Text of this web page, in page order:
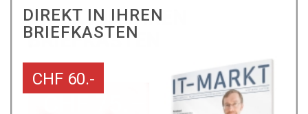
DIREKT IN IHREN
BRIEFKASTEN
CHF 60.-